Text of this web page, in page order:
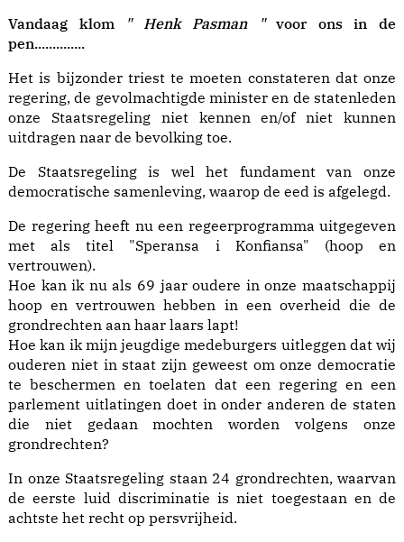
Vandaag klom
" Henk Pasman " voor ons in de
pen..............
Het is bijzonder triest te moeten constateren dat onze
regering, de gevolmachtigde minister en de statenleden
onze Staatsregeling niet kennen en/of niet kunnen
uitdragen naar de bevolking toe.
De Staatsregeling is wel het fundament van onze
democratische samenleving, waarop de eed is afgelegd.
De regering heeft nu een regeerprogramma uitgegeven
met als titel "Speransa i Konfiansa" (hoop en
vertrouwen).
Hoe kan ik nu als 69 jaar oudere in onze maatschappij
hoop en vertrouwen hebben in een overheid die de
grondrechten aan haar laars lapt!
Hoe kan ik mijn jeugdige medeburgers uitleggen dat wij
ouderen niet in staat zijn geweest om onze democratie
te beschermen en toelaten dat een regering en een
parlement uitlatingen doet in onder anderen de staten
die niet gedaan mochten worden volgens onze
grondrechten?
In onze Staatsregeling staan 24 grondrechten, waarvan
de eerste luid discriminatie is niet toegestaan en de
achtste het recht op persvrijheid.